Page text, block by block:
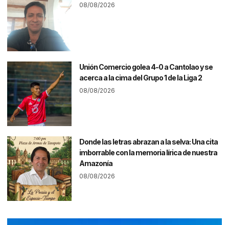
08/08/2026
Unión Comercio golea 4-0 a Cantolao y se
acerca a la cima del Grupo 1 de la Liga 2
08/08/2026
Donde las letras abrazan a la selva: Una cita
imborrable con la memoria lírica de nuestra
Amazonía
08/08/2026